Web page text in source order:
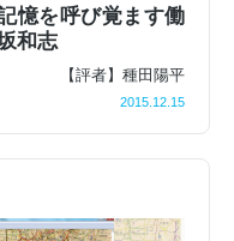
憶を呼び覚ます働
和志
【評者】種田陽平
2015.12.15